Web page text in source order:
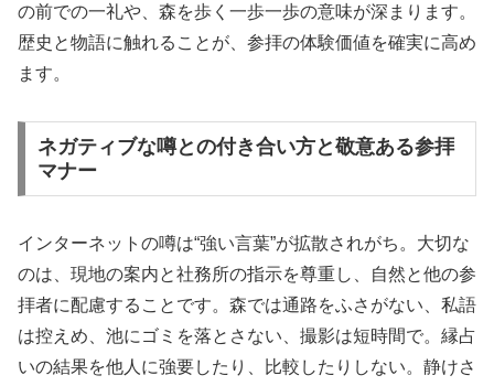
の前での一礼や、森を歩く一歩一歩の意味が深まります。
歴史と物語に触れることが、参拝の体験価値を確実に高め
ます。
ネガティブな噂との付き合い方と敬意ある参拝
マナー
インターネットの噂は“強い言葉”が拡散されがち。大切な
のは、現地の案内と社務所の指示を尊重し、自然と他の参
拝者に配慮することです。森では通路をふさがない、私語
は控えめ、池にゴミを落とさない、撮影は短時間で。縁占
いの結果を他人に強要したり、比較したりしない。静けさ